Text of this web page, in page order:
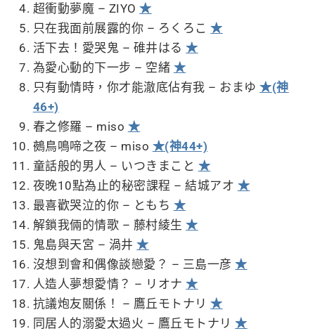
超衝動夢魔 – ZIYO★
只在我面前展露的你 – ろくろこ★
活下去！愛哭鬼 – 碓井はる★
為愛心動的下一步 – 空緒 ★
只有動情時，你才能澈底佔有我 – おまゆ★(神
46+)
春之修羅 – miso ★
鵺鳥鳴啼之夜 – miso ★(神44+)
童話般的男人 – いつきまこと ★
夜晚10點為止的秘密課程 – 結城アオ ★
最喜歡哭泣的你 – ともち ★
解鎖我倆的情歌 – 藤村綾生★
鬼島與天宮 – 渦井★
沒想到會和偶像談戀愛？ – 三島一彦★
人造人夢想愛情？ – リオナ★
抗議炮友關係！ – 鷹丘モトナリ★
同居人的溺愛太過火 – 鷹丘モトナリ★